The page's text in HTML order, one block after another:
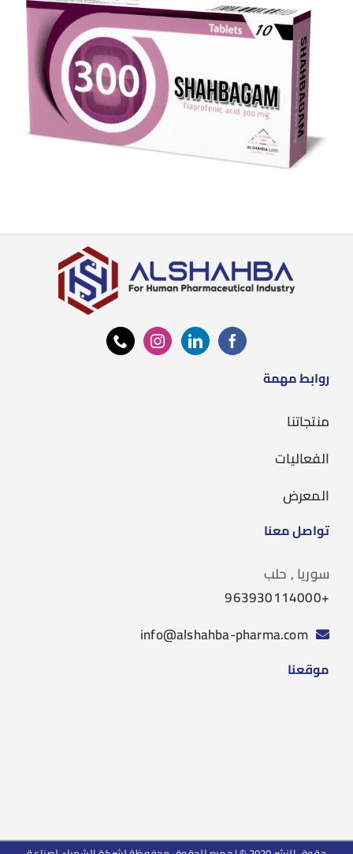
روابط مهمة
منتجاتنا
الفعاليات
المعرض
تواصل معنا
سوريا , حلب
+963930114000
info@alshahba-pharma.com
موقعنا